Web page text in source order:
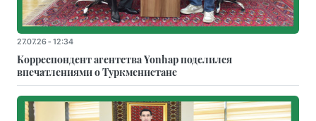
27.07.26 - 12:34
Корреспондент агентства Yonhap поделился
впечатлениями о Туркменистане